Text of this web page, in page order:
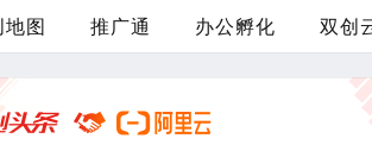
图 推广通 办公孵化 双创